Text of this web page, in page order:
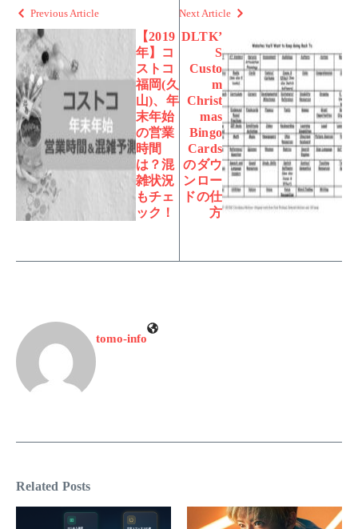
Previous Article
【2019
年】コ
ストコ
福岡(久
山)、年
末年始
の営業
時間
は？混
雑状況
もチェ
ック！
Next Article
DLTK’
S
Custo
m
Christ
mas
Bingo
Cards
のダウ
ンロー
ドの仕
方
tomo-info
Related Posts